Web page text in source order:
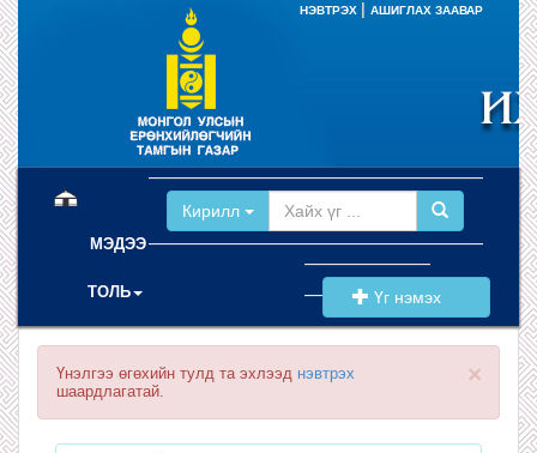
НЭВТРЭХ АШИГЛАХ ЗААВАР
МЭДЭЭ
ТОЛЬ
Кирилл
Үг нэмэх
×
Үнэлгээ өгөхийн тулд та эхлээд нэвтрэх
шаардлагатай.